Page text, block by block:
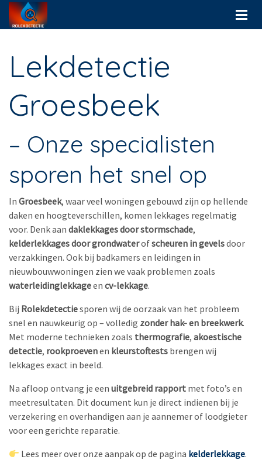
Lekdetectie
Groesbeek
– Onze specialisten
sporen het snel op
In Groesbeek, waar veel woningen gebouwd zijn op hellende
daken en hoogteverschillen, komen lekkages regelmatig
voor. Denk aan daklekkages door stormschade,
kelderlekkages door grondwaterofscheuren in gevelsdoor
verzakkingen. Ook bij badkamers en leidingen in
nieuwbouwwoningen zien we vaak problemen zoals
waterleidinglekkageen cv-lekkage.
Bij Rolekdetectiesporen wij de oorzaak van het probleem
snel en nauwkeurig op – volledig zonder hak- en breekwerk.
Met moderne technieken zoals thermografie, akoestische
detectie, rookproevenen kleurstoftests brengen wij
lekkages exact in beeld.
Na afloop ontvang je een uitgebreid rapport met foto’s en
meetresultaten. Dit document kun je direct indienen bij je
verzekering en overhandigen aan je aannemer of loodgieter
voor een gerichte reparatie.
Lees meer over onze aanpak op de pagina kelderlekkage.